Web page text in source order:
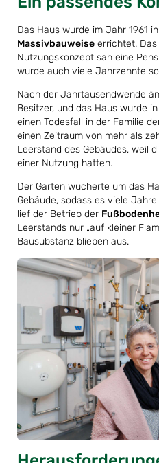
Das Haus wurde im Jahr 1961
Massivbauweise errichtet.
Nutzungskonzept sah eine
wurde auch viele Jahrzehnte
Nach der Jahrtausendwende
Besitzer, und das Haus wurde
einen Todesfall in der Familie
einen Zeitraum von mehr als
Leerstand des Gebäudes, weil
einer Nutzung hatten.
Der Garten wucherte um das
Gebäude, sodass es viele
lief der Betrieb der
Leerstands nur „auf kleiner
Bausubstanz blieben aus.